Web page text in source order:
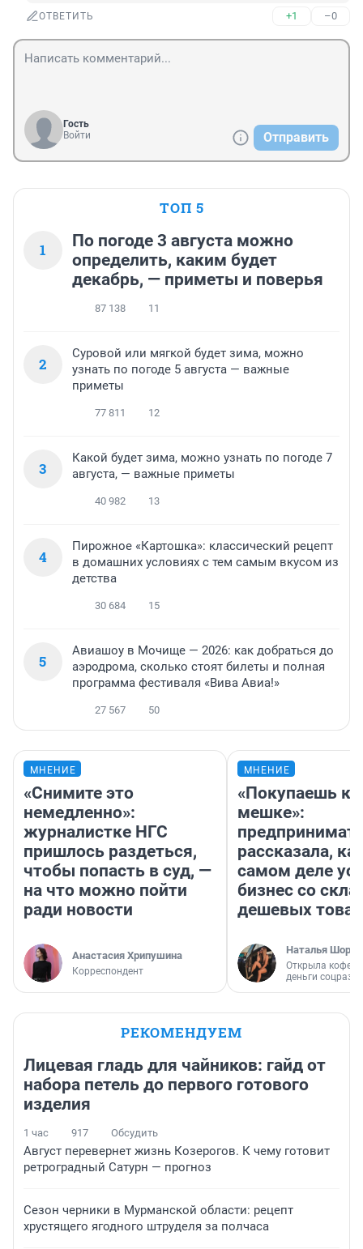
ОТВЕТИТЬ +1 –0
Гость
Войти
Отправить
ТОП 5
1
По погоде 3 августа можно
определить, каким будет
декабрь, — приметы и поверья
87 138 11
2
Суровой или мягкой будет зима, можно
узнать по погоде 5 августа — важные
приметы
77 811 12
3
Какой будет зима, можно узнать по погоде 7
августа, — важные приметы
40 982 13
4
Пирожное «Картошка»: классический рецепт
в домашних условиях с тем самым вкусом из
детства
30 684 15
5
Авиашоу в Мочище — 2026: как добраться до
аэродрома, сколько стоят билеты и полная
программа фестиваля «Вива Авиа!»
27 567 50
МНЕНИЕ
«Снимите это
немедленно»:
журналистке НГС
пришлось раздеться,
чтобы попасть в суд, —
на что можно пойти
ради новости
Анастасия Хрипушина
Корреспондент
МНЕНИЕ
«Покупаешь
мешке»:
рассказала,
самом деле
бизнес со
дешевых
Наталья
Открыла
деньги
РЕКОМЕНДУЕМ
Лицевая гладь для чайников: гайд от
набора петель до первого готового
изделия
1 час 917 Обсудить
Август перевернет жизнь Козерогов. К чему готовит
ретроградный Сатурн — прогноз
Сезон черники в Мурманской области: рецепт
хрустящего ягодного штруделя за полчаса